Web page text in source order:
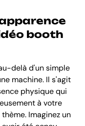
booth
delà d'un simple
machine. Il s'agit
physique qui
à votre
Imaginez un